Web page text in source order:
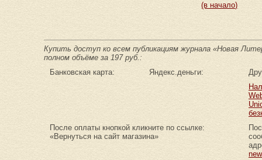
(в начало)
Купить доступ ко всем публикациям журнала «Новая
полном объёме за 197 руб.:
Банковская карта:
Яндекс.деньги:
После оплаты кнопкой кликните по ссылке:
«Вернуться на сайт магазина»